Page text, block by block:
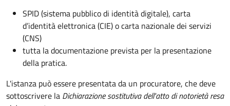
SPID (sistema pubblico di identità digitale), carta
d’identità elettronica (CIE) o carta nazionale dei servizi
(CNS)
tutta la documentazione prevista per la presentazione
della pratica.
L'istanza può essere presentata da un procuratore, che deve
sottoscrivere la Dichiarazione sostitutiva dell'atto di notorietà resa